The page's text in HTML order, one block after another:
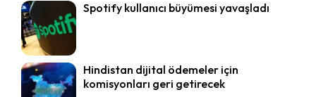
Spotify kullanıcı büyümesi yavaşladı
Hindistan dijital ödemeler için
komisyonları geri getirecek